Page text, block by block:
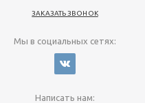
ЗАКАЗАТЬ ЗВОНОК
Мы в социальных сетях:
Написать нам: